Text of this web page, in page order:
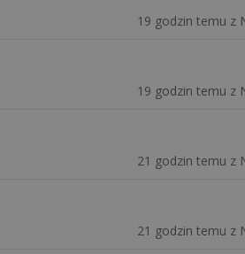
19 godzin temu z
19 godzin temu z
21 godzin temu z
21 godzin temu z